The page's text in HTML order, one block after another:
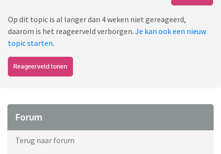
Op dit topic is al langer dan 4 weken niet gereageerd,
daarom is het reageerveld verborgen. Je kan ook een nieuw
topic starten.
Reageerveld tonen
Forum
Terug naar forum